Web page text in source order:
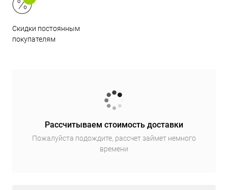
Скидки постоянным
покупателям
Рассчитываем стоимость доставки
Пожалуйста подождите, рассчет займет немного
времени